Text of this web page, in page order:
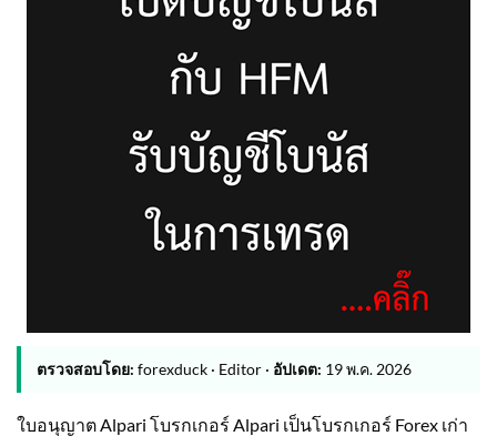
ตรวจสอบโดย: forexduck · Editor · อัปเดต: 19 พ.ค. 2026
ใบอนุญาต Alpari โบรกเกอร์ Alpari เป็นโบรกเกอร์ Forex เก่า